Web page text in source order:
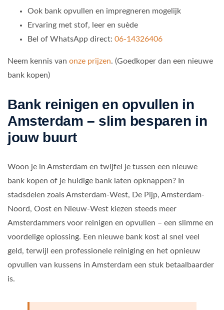
Ook bank opvullen en impregneren mogelijk
Ervaring met stof, leer en suède
Bel of WhatsApp direct:06-14326406
Neem kennis vanonze prijzen. (Goedkoper dan een nieuwe
bank kopen)
Bank reinigen en opvullen in
Amsterdam – slim besparen in
jouw buurt
Woon je in Amsterdam en twijfel je tussen een nieuwe
bank kopen of je huidige bank laten opknappen? In
stadsdelen zoals Amsterdam-West, De Pijp, Amsterdam-
Noord, Oost en Nieuw-West kiezen steeds meer
Amsterdammers voor reinigen en opvullen – een slimme en
voordelige oplossing. Een nieuwe bank kost al snel veel
geld, terwijl een professionele reiniging en het opnieuw
opvullen van kussens in Amsterdam een stuk betaalbaarder
is.